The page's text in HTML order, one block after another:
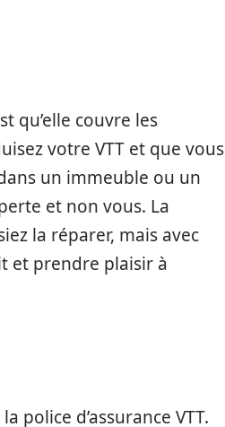
qu’elle couvre les
votre VTT et que vous
un immeuble ou un
et non vous. La
la réparer, mais avec
et prendre plaisir à
d’assurance VTT.